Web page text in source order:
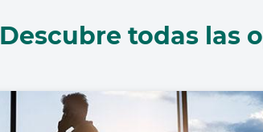
Descubre todas las